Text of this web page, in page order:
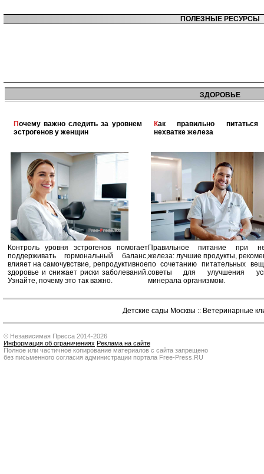
ПОЛЕЗНЫЕ РЕСУРСЫ
ЗДОРОВЬЕ
Почему важно следить за уровнем
эстрогенов у женщин
Контроль уровня эстрогенов помогает
поддерживать гормональный баланс,
влияет на самочувствие, репродуктивное
здоровье и снижает риски заболеваний.
Узнайте, почему это так важно.
Как правильно питаться при
нехватке железа
Правильное питание при
железа: лучшие продукты,
по сочетанию питательных
советы для улучшения
минерала организмом.
Детские сады Москвы :: Ветеринарные
© Независимая Пресса 2014-2026
Информация об ограничениях Реклама на сайте
Полное или частичное копирование материалов с сайта запрещено
без письменного согласия администрации портала Free-Press.RU